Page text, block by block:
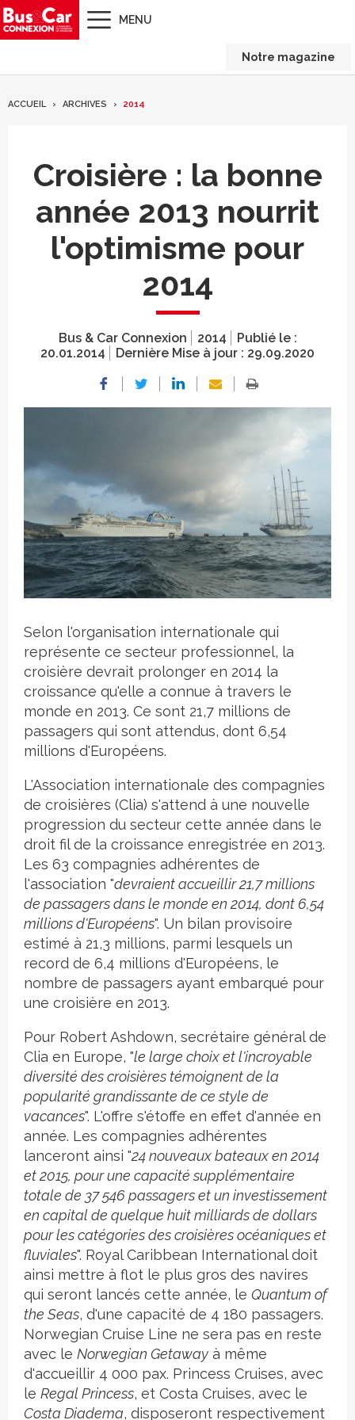
MENU
Notre magazine
ACCUEIL ARCHIVES 2014
Croisière : la bonne
année 2013 nourrit
l'optimisme pour
2014
Bus & Car Connexion 2014
Publié le :
20.01.2014
Dernière Mise à jour : 29.09.2020
Crédit photo
Selon l'organisation internationale qui
représente ce secteur professionnel, la
croisière devrait prolonger en 2014 la
croissance qu'elle a connue à travers le
monde en 2013. Ce sont 21,7 millions de
passagers qui sont attendus, dont 6,54
millions d'Européens.
L'Association internationale des compagnies
de croisières (Clia) s'attend à une nouvelle
progression du secteur cette année dans le
droit fil de la croissance enregistrée en 2013.
Les 63 compagnies adhérentes de
l'association "devraient accueillir 21,7 millions
de passagers dans le monde en 2014, dont 6,54
millions d'Européens". Un bilan provisoire
estimé à 21,3 millions, parmi lesquels un
record de 6,4 millions d'Européens, le
nombre de passagers ayant embarqué pour
une croisière en 2013.
Pour Robert Ashdown, secrétaire général de
Clia en Europe, "le large choix et l'incroyable
diversité des croisières témoignent de la
popularité grandissante de ce style de
vacances". L'offre s'étoffe en effet d'année en
année. Les compagnies adhérentes
lanceront ainsi "24 nouveaux bateaux en 2014
et 2015, pour une capacité supplémentaire
totale de 37 546 passagers et un investissement
en capital de quelque huit milliards de dollars
pour les catégories des croisières océaniques et
fluviales". Royal Caribbean International doit
ainsi mettre à flot le plus gros des navires
qui seront lancés cette année, le Quantum of
the Seas, d'une capacité de 4 180 passagers.
Norwegian Cruise Line ne sera pas en reste
avec le Norwegian Getaway à même
d'accueillir 4 000 pax. Princess Cruises, avec
le Regal Princess, et Costa Cruises, avec le
Costa Diadema, disposeront respectivement